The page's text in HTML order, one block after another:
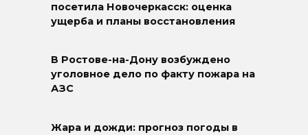
посетила Новочеркасск: оценка
ущерба и планы восстановления
В Ростове-на-Дону возбуждено
уголовное дело по факту пожара на
АЗС
Жара и дожди: прогноз погоды в